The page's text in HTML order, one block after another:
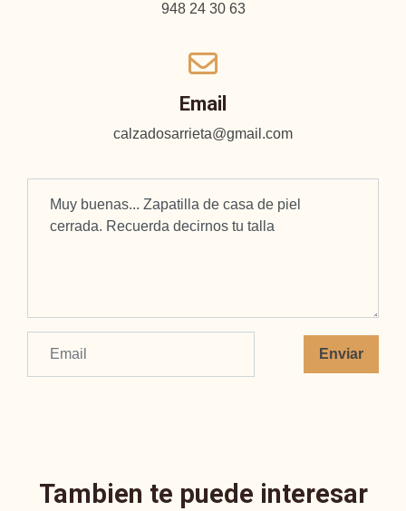
948 24 30 63
Email
calzadosarrieta@gmail.com
Enviar
Tambien te puede interesar